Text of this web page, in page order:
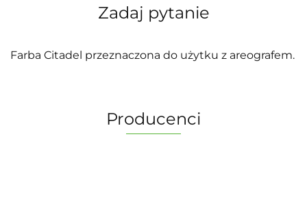
Zadaj pytanie
Farba Citadel przeznaczona do użytku z areografem.
Producenci